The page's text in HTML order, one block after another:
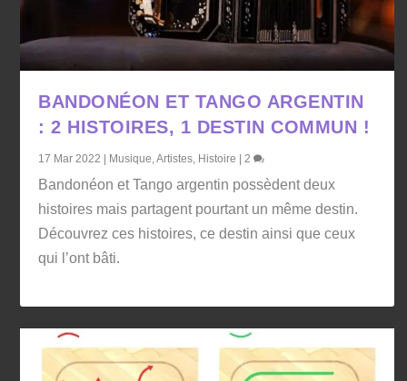
BANDONÉON ET TANGO ARGENTIN
: 2 HISTOIRES, 1 DESTIN COMMUN !
17 Mar 2022 | Musique ,Artistes Histoire | 2
Bandonéon et Tango argentin possèdent deux
histoires mais partagent pourtant un même destin.
Découvrez ces histoires, ce destin ainsi que ceux
qui l’ont bâti.